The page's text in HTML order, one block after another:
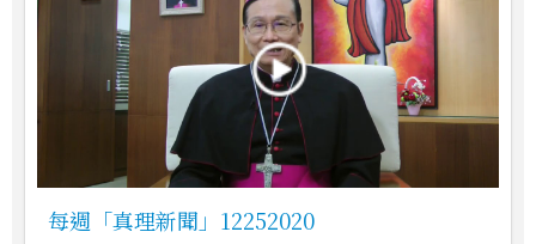
每週「真理新聞」12252020